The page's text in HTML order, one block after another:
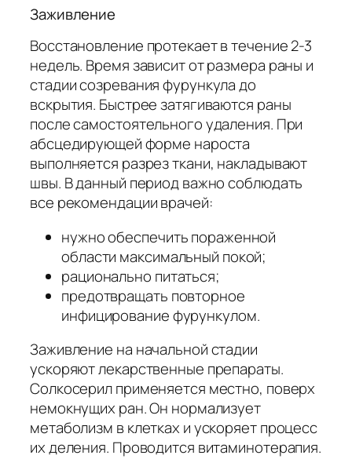
Заживление
Восстановление протекает в течение 2-3
недель. Время зависит от размера раны и
стадии созревания фурункула до
вскрытия. Быстрее затягиваются раны
после самостоятельного удаления. При
абсцедирующей форме нароста
выполняется разрез ткани, накладывают
швы. В данный период важно соблюдать
все рекомендации врачей:
нужно обеспечить пораженной
области максимальный покой;
рационально питаться;
предотвращать повторное
инфицирование фурункулом.
Заживление на начальной стадии
ускоряют лекарственные препараты.
Солкосерил применяется местно, поверх
немокнущих ран. Он нормализует
метаболизм в клетках и ускоряет процесс
их деления. Проводится витаминотерапия.